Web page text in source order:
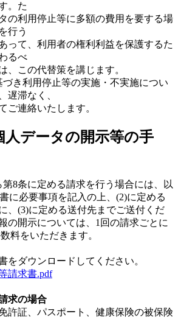
。た
の利用停止等に多額の費用を要する場
行う
って、利用者の権利利益を保護するた
るべ
、この代替策を講じます。
き利用停止等の実施・不実施につい
遅滞なく、
ご連絡いたします。
人データの開示等の手
8条に定める請求を行う場合には、以
に必要事項を記入の上、(2)に定める
、(3)に定める送付先までご送付くだ
の開示については、1回の請求ごとに
料をいただきます。
をダウンロードしてください。
請求書.pdf
求の場合
許証、パスポート、健康保険の被保険